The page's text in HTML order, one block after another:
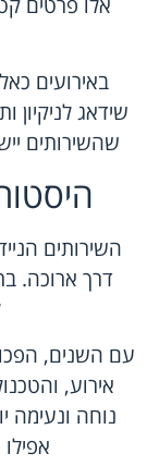
באירועים
שידאג
שהשירותים
השירותים
דרך ארוכה.
עם השנים,
אירוע,
נוחה ונעימה